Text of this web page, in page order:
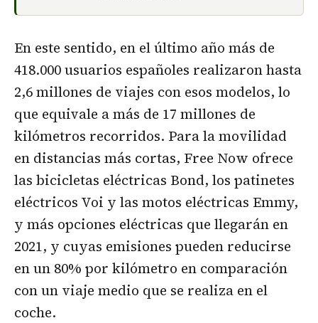
En este sentido, en el último año más de
418.000 usuarios españoles realizaron hasta
2,6 millones de viajes con esos modelos, lo
que equivale a más de 17 millones de
kilómetros recorridos. Para la movilidad
en distancias más cortas, Free Now ofrece
las bicicletas eléctricas Bond, los patinetes
eléctricos Voi y las motos eléctricas Emmy,
y más opciones eléctricas que llegarán en
2021, y cuyas emisiones pueden reducirse
en un 80% por kilómetro en comparación
con un viaje medio que se realiza en el
coche.